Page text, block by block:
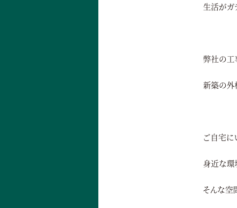
生活がガ
弊社の工
新築の外
ご自宅に
身近な環
そんな空